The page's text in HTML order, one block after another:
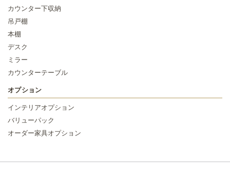
カウンター下収納
吊戸棚
本棚
デスク
ミラー
カウンターテーブル
オプション
インテリアオプション
バリューパック
オーダー家具オプション